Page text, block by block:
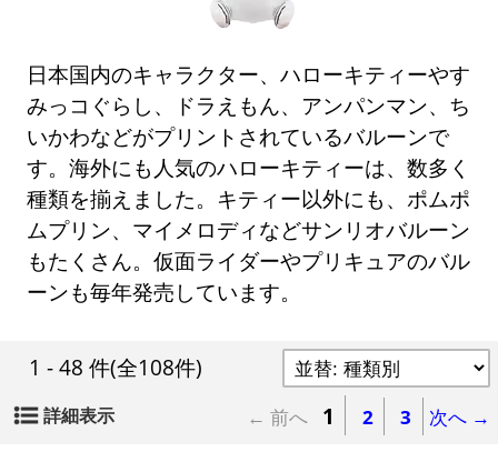
日本国内のキャラクター、ハローキティーやす
みっコぐらし、ドラえもん、アンパンマン、ち
いかわなどがプリントされているバルーンで
す。海外にも人気のハローキティーは、数多く
種類を揃えました。キティー以外にも、ポムポ
ムプリン、マイメロディなどサンリオバルーン
もたくさん。仮面ライダーやプリキュアのバル
ーンも毎年発売しています。
1 - 48 件(全108件)
詳細表示 ← 前へ 1 2 3 次へ →